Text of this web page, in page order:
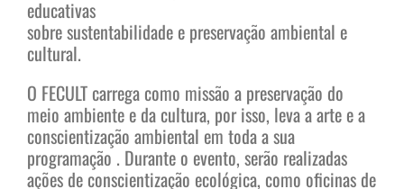
educativas
sobre sustentabilidade e preservação ambiental e
cultural.
O FECULT carrega como missão a preservação do
meio ambiente e da cultura, por isso, leva a arte e a
conscientização ambiental em toda a sua
programação . Durante o evento, serão realizadas
ações de conscientização ecológica, como oficinas de